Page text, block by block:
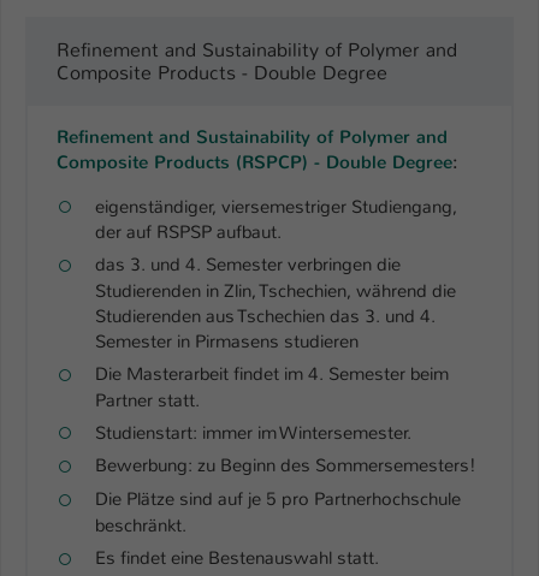
Refinement and Sustainability of Polymer and
Composite Products - Double Degree
Refinement and Sustainability of Polymer and
Composite Products (RSPCP) - Double Degree:
eigenständiger, viersemestriger Studiengang,
der auf RSPSP aufbaut.
das 3. und 4. Semester verbringen die
Studierenden in Zlin, Tschechien, während die
Studierenden aus Tschechien das 3. und 4.
Semester in Pirmasens studieren
Die Masterarbeit findet im 4. Semester beim
Partner statt.
Studienstart: immer im Wintersemester.
Bewerbung: zu Beginn des Sommersemesters!
Die Plätze sind auf je 5 pro Partnerhochschule
beschränkt.
Es findet eine Bestenauswahl statt.
Name be_typo_user
Laufzeit 1 Tag
Zweck
Dieser Cookie teilt der Webseite mit, ob
ein Besucher im Typo3-Backend
zu verwalten.